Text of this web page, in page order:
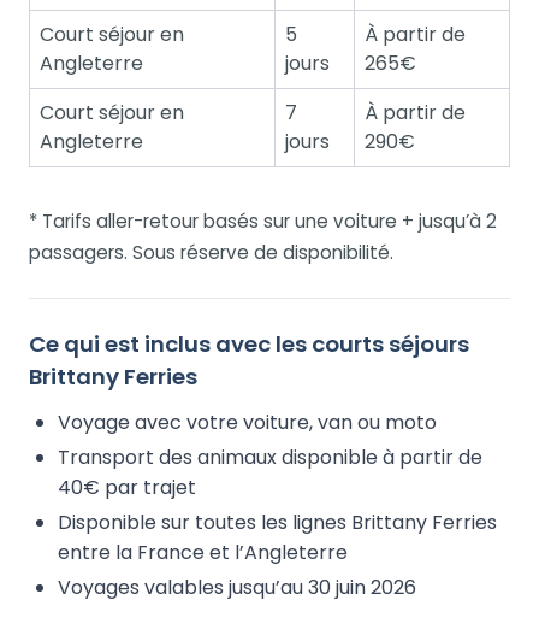
Court séjour en
Angleterre
5
jours
À partir de
265€
Court séjour en
Angleterre
7
jours
À partir de
290€
* Tarifs aller-retour basés sur une voiture + jusqu’à 2
passagers. Sous réserve de disponibilité.
Ce qui est inclus avec les courts séjours
Brittany Ferries
Voyage avec votre voiture, van ou moto
Transport des animaux disponible à partir de
40€ par trajet
Disponible sur toutes les lignes Brittany Ferries
entre la France et l’Angleterre
Voyages valables jusqu’au 30 juin 2026